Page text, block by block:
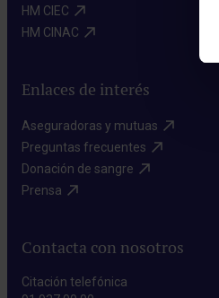
HM CIEC​
HM CINAC​
Enlaces de interés
Aseguradoras y mutuas​
Preguntas frecuentes​
Donación de sangre​
Prensa​
Contacta con nosotros
Citación telefónica